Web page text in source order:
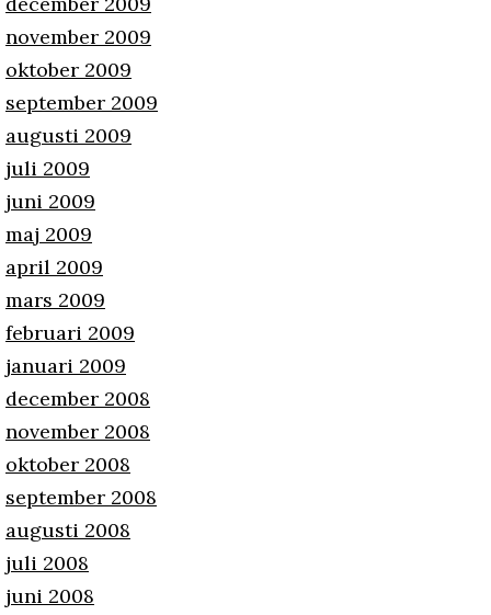
november 2009
oktober 2009
september 2009
augusti 2009
juli 2009
juni 2009
maj 2009
april 2009
mars 2009
februari 2009
januari 2009
december 2008
november 2008
oktober 2008
september 2008
augusti 2008
juli 2008
juni 2008